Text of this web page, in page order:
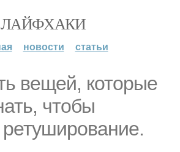
ЛАЙФХАКИ
новости статьи
вещей, которые
чтобы
ретуширование.